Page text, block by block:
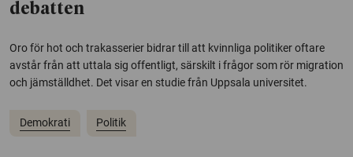
debatten
Oro för hot och trakasserier bidrar till att kvinnliga politiker oftare
avstår från att uttala sig offentligt, särskilt i frågor som rör migration
och jämställdhet. Det visar en studie från Uppsala universitet.
Demokrati Politik